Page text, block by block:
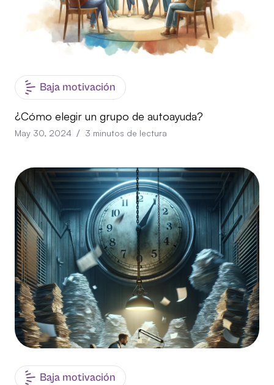
Baja motivación
¿Cómo elegir un grupo de autoayuda?
May 30, 2024 / 3 minutos de lectura
Baja motivación